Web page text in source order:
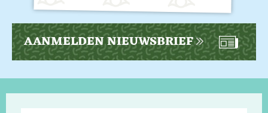
AANMELDEN NIEUWSBRIEF